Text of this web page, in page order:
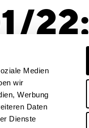
Medien
wir
Werbung
Daten
Dienste
22: